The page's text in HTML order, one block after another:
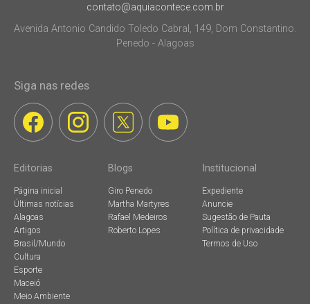
contato@aquiacontece.com.br
Avenida Antonio Candido Toledo Cabral, 149, Dom Constantino.
Penedo - Alagoas
Siga nas redes
Editorias
Página inicial
Últimas notícias
Alagoas
Artigos
Brasil/Mundo
Cultura
Esporte
Maceió
Meio Ambiente
Blogs
Giro Penedo
Martha Martyres
Rafael Medeiros
Roberto Lopes
Institucional
Expediente
Anuncie
Sugestão de Pauta
Política de privacidade
Termos de Uso